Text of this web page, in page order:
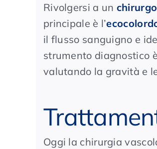
Rivolgersi a un
principale è l’
il flusso sanguigno e
strumento diagnostico
valutando la gravità e
Oggi la chirurgia